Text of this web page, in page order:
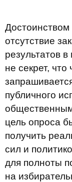
Достоинством
отсутствие
результатов в
не секрет, что
публичного
цель опроса
получить
сил и
для полноты
на